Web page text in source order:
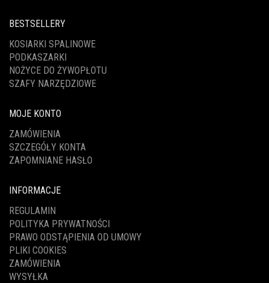
BESTSELLERY
KOSIARKI SPALINOWE
PODKASZARKI
NOŻYCE DO ŻYWOPŁOTU
SZAFY NARZĘDZIOWE
MOJE KONTO
ZAMÓWIENIA
SZCZEGÓŁY KONTA
ZAPOMNIANE HASŁO
INFORMACJE
REGULAMIN
POLITYKA PRYWATNOŚCI
PRAWO ODSTĄPIENIA OD UMOWY
PLIKI COOKIES
ZAMÓWIENIA
WYSYŁKA